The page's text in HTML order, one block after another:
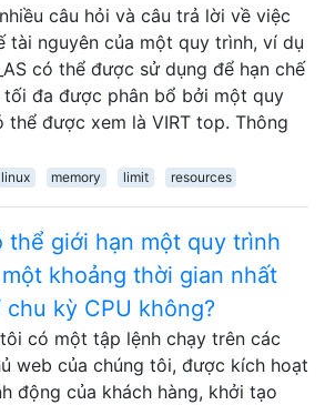
câu hỏi và câu trả lời về việc
tài nguyên của một quy trình, ví dụ
có thể được sử dụng để hạn chế
tối đa được phân bổ bởi một quy
thể được xem là VIRT top. Thông
linux memory limit resources
thể giới hạn một quy trình
khoảng thời gian nhất
kỳ CPU không?
có một tập lệnh chạy trên các
web của chúng tôi, được kích hoạt
động của khách hàng, khởi tạo